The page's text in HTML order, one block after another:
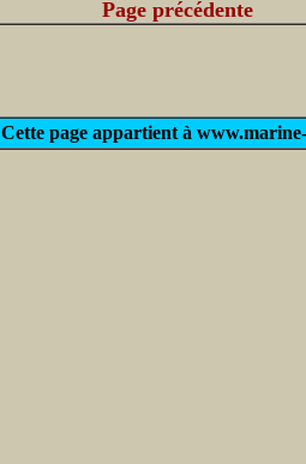
Page précédente
Cette page appartient à